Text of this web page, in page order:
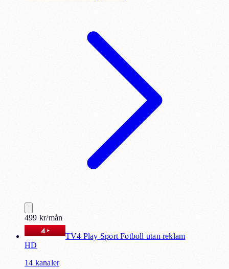
499 kr/mån
TV4 Play Sport Fotboll utan reklam
HD
14 kanaler